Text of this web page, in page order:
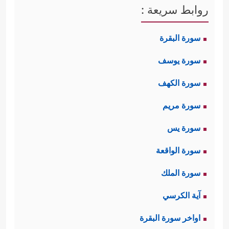
ثانيًا: الإعراض عن اللغو
مجالات اللغو واللهو والعبث، مع ما في
اللغو خاصَّةً من تكدير القلوب، وتعميق
الفجوات، وإثارة النزعات، مما لا يتوافق
مع رسالة المؤمن الصادق في هذه
الأرض.
روابط سريعة :
سورة البقرة
سورة يوسف
سورة الكهف
سورة مريم
سورة يس
سورة الواقعة
سورة الملك
آية الكرسي
اواخر سورة البقرة